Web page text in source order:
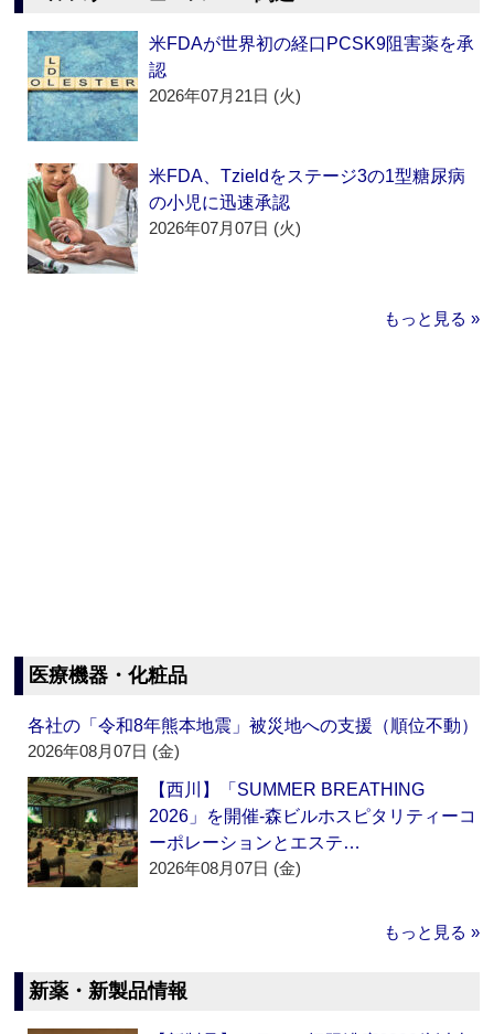
米FDAが世界初の経口PCSK9阻害薬を承
認
2026年07月21日 (火)
米FDA、Tzieldをステージ3の1型糖尿病
の小児に迅速承認
2026年07月07日 (火)
もっと見る »
医療機器・化粧品
各社の「令和8年熊本地震」被災地への支援（順位不動）
2026年08月07日 (金)
【西川】「SUMMER BREATHING
2026」を開催‐森ビルホスピタリティーコ
ーポレーションとエステ…
2026年08月07日 (金)
もっと見る »
新薬・新製品情報